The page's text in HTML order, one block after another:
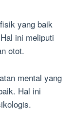
yang baik
ini meliputi
otot.
mental yang
Hal ini